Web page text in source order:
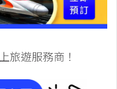
旅遊服務商！